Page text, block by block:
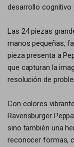
desarrollo
Las 24 piezas
manos pequeñas,
pieza presenta a
que capturan la
resolución de
Con colores
Ravensburger
sino también una
reconocer formas,